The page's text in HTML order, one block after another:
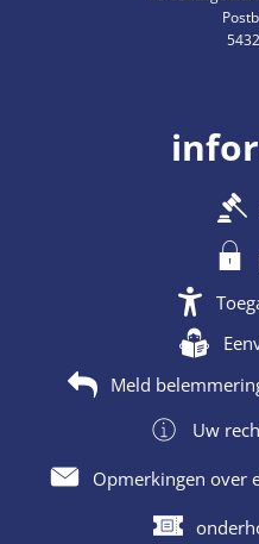
Meld
Uw
Opmerkingen over